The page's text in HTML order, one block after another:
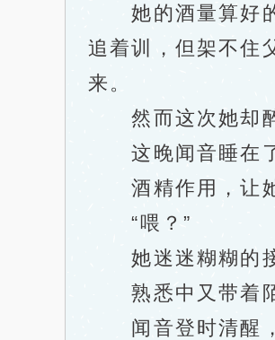
她的酒量算好的
追着训，但架不住
来。
然而这次她却醉
这晚闻音睡在了
酒精作用，让她
“喂？”
她迷迷糊糊的接
熟悉中又带着陌
闻音登时清醒